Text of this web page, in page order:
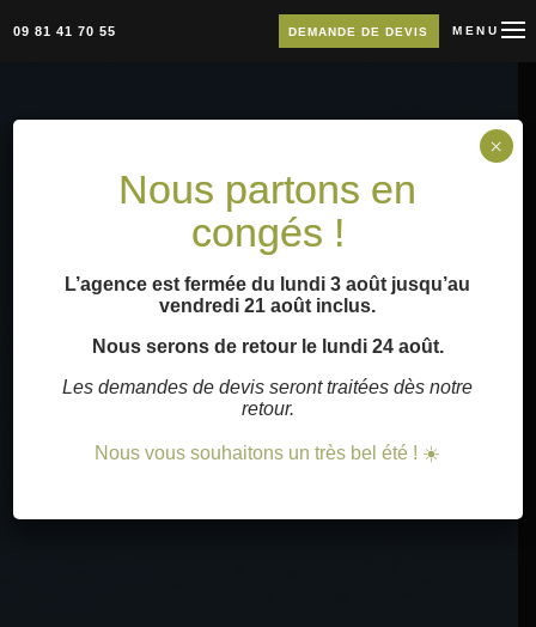
09 81 41 70 55 DEMANDE DE DEVIS MENU
Nous partons en
congés !
L’agence est fermée du lundi 3 août jusqu’au
vendredi 21 août inclus.
Nous serons de retour le lundi 24 août.
Les demandes de devis seront traitées dès notre
retour.
Nous vous souhaitons un très bel été ! ☀️
×